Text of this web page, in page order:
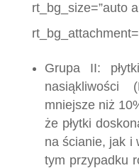
rt_bg_size=”auto
Grupa II:
mniejsze niż
że płytki
na ścianie, jak i
tym przypadku